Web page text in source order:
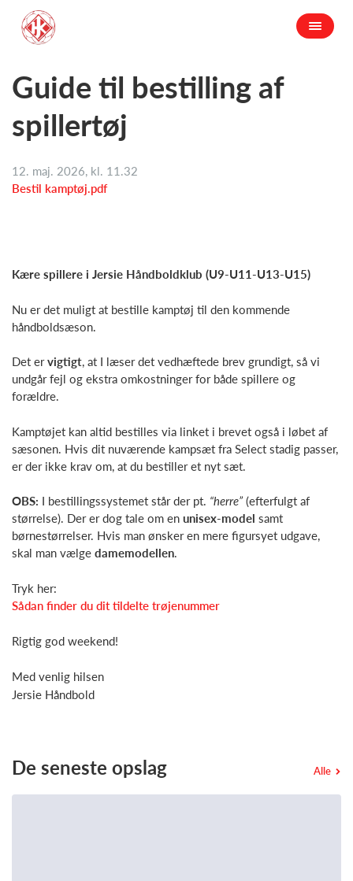
Guide til bestilling af
spillertøj
12. maj. 2026, kl. 11.32
Bestil kamptøj.pdf
Kære spillere i Jersie Håndboldklub (U9-U11-U13-U15)
Nu er det muligt at bestille kamptøj til den kommende
håndboldsæson.
Det ervigtigt, at I læser det vedhæftede brev grundigt, så vi
undgår fejl og ekstra omkostninger for både spillere og
forældre.
Kamptøjet kan altid bestilles via linket i brevet også i løbet af
sæsonen. Hvis dit nuværende kampsæt fra Select stadig passer,
er der ikke krav om, at du bestiller et nyt sæt.
OBS: I bestillingssystemet står der pt. “herre” (efterfulgt af
størrelse). Der er dog tale om en unisex-model samt
børnestørrelser. Hvis man ønsker en mere figursyet udgave,
skal man vælge damemodellen.
Tryk her:
Sådan finder du dit tildelte trøjenummer
Rigtig god weekend!
Med venlig hilsen
Jersie Håndbold
De seneste opslag Alle